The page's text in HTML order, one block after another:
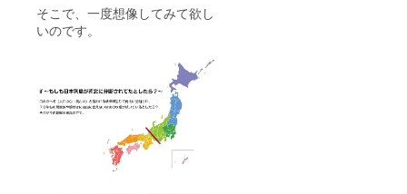
そこで、一度想像してみて欲し
いのです。